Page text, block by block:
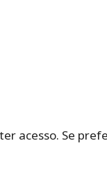
acesso. Se